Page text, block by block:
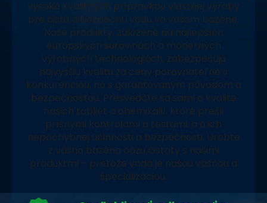
vysoko kvalitných prípravkov vlastnej výroby
pre čistú a bezpečnú vodu vo vašom bazéne.
Naše produkty, založené na najlepších
európskych surovinách a moderných
výrobných technológiách, zabezpečujú
najvyššiu kvalitu za ceny porovnateľné s
konkurenciou, no s garantovaným pôvodom a
bezpečnosťou. Presvedčte sa sami o kvalite
našich tabliet a chemikálií, ktoré prešli
prísnymi kontrolami a testami, a o ich
nepochybnej účinnosti a bezpečnosti. Urobte
z vášho bazéna oázu čistoty s našimi
produktmi – pretože voda je našou vášňou a
špecializáciou.